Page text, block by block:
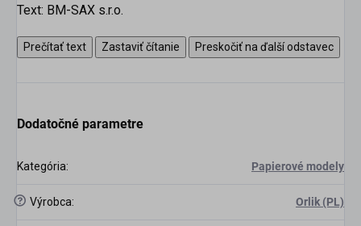
Text: BM-SAX s.r.o.
Prečítať text Zastaviť čítanie Preskočiť na ďalší odstavec
Dodatočné parametre
Kategória: Papierové modely
? Výrobca: Orlik (PL)